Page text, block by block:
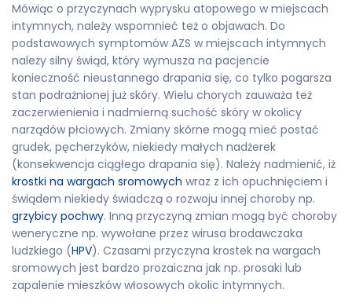
Mówiąc o przyczynach wyprysku atopowego w miejscach
intymnych, należy wspomnieć też o objawach. Do
podstawowych symptomów AZS w miejscach intymnych
należy silny świąd, który wymusza na pacjencie
konieczność nieustannego drapania się, co tylko pogarsza
stan podrażnionej już skóry. Wielu chorych zauważa też
zaczerwienienia i nadmierną suchość skóry w okolicy
narządów płciowych. Zmiany skórne mogą mieć postać
grudek, pęcherzyków, niekiedy małych nadżerek
(konsekwencja ciągłego drapania się). Należy nadmienić, iż
krostki na wargach sromowych wraz z ich opuchnięciem i
świądem niekiedy świadczą o rozwoju innej choroby np.
grzybicy pochwy. Inną przyczyną zmian mogą być choroby
weneryczne np. wywołane przez wirusa brodawczaka
ludzkiego (HPV). Czasami przyczyna krostek na wargach
sromowych jest bardzo prozaiczna jak np. prosaki lub
zapalenie mieszków włosowych okolic intymnych.